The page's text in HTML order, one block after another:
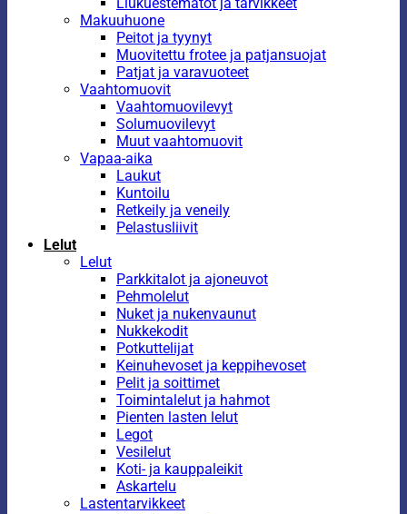
Makuuhuone
Peitot ja tyynyt
Muovitettu frotee ja patjansuojat
Patjat ja varavuoteet
Vaahtomuovit
Vaahtomuovilevyt
Solumuovilevyt
Muut vaahtomuovit
Vapaa-aika
Laukut
Kuntoilu
Retkeily ja veneily
Pelastusliivit
Lelut
Lelut
Parkkitalot ja ajoneuvot
Pehmolelut
Nuket ja nukenvaunut
Nukkekodit
Potkuttelijat
Keinuhevoset ja keppihevoset
Pelit ja soittimet
Toimintalelut ja hahmot
Pienten lasten lelut
Legot
Vesilelut
Koti- ja kauppaleikit
Askartelu
Lastentarvikkeet